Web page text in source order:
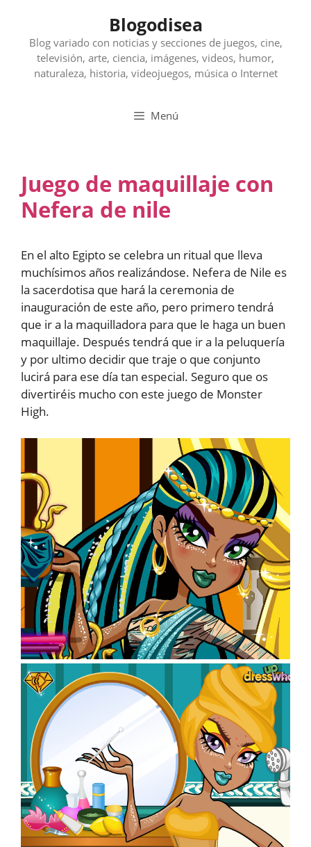
contenido
Blogodisea
Blog variado con noticias y secciones de juegos, cine,
televisión, arte, ciencia, imágenes, videos, humor,
naturaleza, historia, videojuegos, música o Internet
Menú
Juego de maquillaje con
Nefera de nile
En el alto Egipto se celebra un ritual que lleva
muchísimos años realizándose. Nefera de Nile es
la sacerdotisa que hará la ceremonia de
inauguración de este año, pero primero tendrá
que ir a la maquilladora para que le haga un buen
maquillaje. Después tendrá que ir a la peluquería
y por ultimo decidir que traje o que conjunto
lucirá para ese día tan especial. Seguro que os
divertiréis mucho con este juego de Monster
High.